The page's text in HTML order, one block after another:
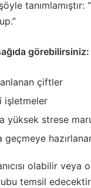
tanımlamıştır:
görebilirsiniz:
çiftler
işletmeler
strese
olabilir veya
temsil